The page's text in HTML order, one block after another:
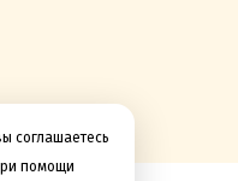
соглашаетесь
помощи